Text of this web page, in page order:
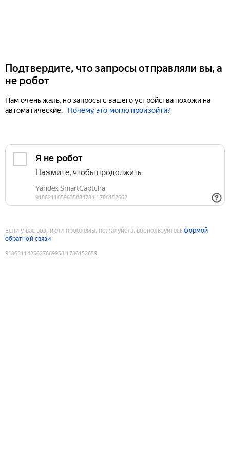
Подтвердите, что запросы отправляли вы, а
не робот
Нам очень жаль, но запросы с вашего устройства похожи на
автоматические.
Почему это могло произойти?
Если у вас возникли проблемы, пожалуйста, воспользуйтесьформой
обратной связи
9186211425627669958:1786152659